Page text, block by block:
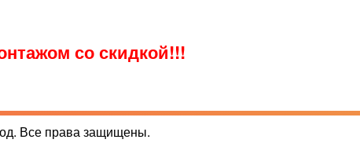
со скидкой!!!
Все права защищены.